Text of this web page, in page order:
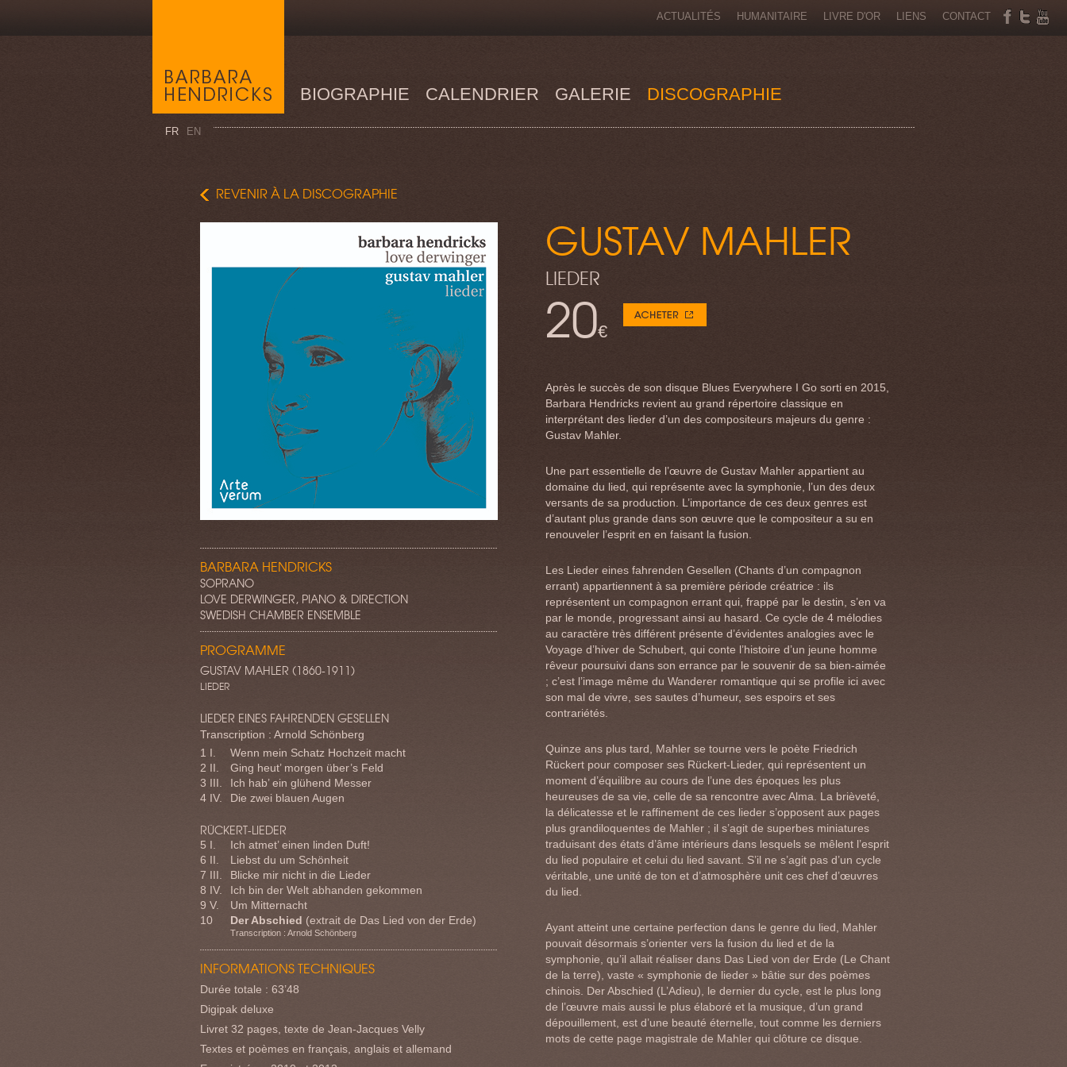
ACTUALITÉS HUMANITAIRE LIVRE D'OR LIENS CONTACT
BIOGRAPHIE CALENDRIER GALERIE DISCOGRAPHIE
FR EN
REVENIR À LA DISCOGRAPHIE
BARBARA HENDRICKS
SOPRANO
LOVE DERWINGER, PIANO & DIRECTION
SWEDISH CHAMBER ENSEMBLE
PROGRAMME
GUSTAV MAHLER (1860-1911)
LIEDER
LIEDER EINES FAHRENDEN GESELLEN
Transcription : Arnold Schönberg
1 I.
Wenn mein Schatz Hochzeit macht
2 II.
Ging heut’ morgen über’s Feld
3 III.
Ich hab’ ein glühend Messer
4 IV.
Die zwei blauen Augen
RÜCKERT-LIEDER
5 I.
Ich atmet’ einen linden Duft!
6 II.
Liebst du um Schönheit
7 III.
Blicke mir nicht in die Lieder
8 IV.
Ich bin der Welt abhanden gekommen
9 V.
Um Mitternacht
10
Der Abschied (extrait de Das Lied von der Erde)
Transcription : Arnold Schönberg
INFORMATIONS TECHNIQUES
Durée totale : 63’48
Digipak deluxe
Livret 32 pages, texte de Jean-Jacques Velly
Textes et poèmes en français, anglais et allemand
GUSTAV MAHLER
LIEDER
20€
Après le succès de son disque Blues Everywhere I Go sorti en 2015,
Barbara Hendricks revient au grand répertoire classique en
interprétant des lieder d’un des compositeurs majeurs du genre :
Gustav Mahler.
Une part essentielle de l’œuvre de Gustav Mahler appartient au
domaine du lied, qui représente avec la symphonie, l’un des deux
versants de sa production. L’importance de ces deux genres est
d’autant plus grande dans son œuvre que le compositeur a su en
renouveler l’esprit en en faisant la fusion.
Les Lieder eines fahrenden Gesellen (Chants d’un compagnon
errant) appartiennent à sa première période créatrice : ils
représentent un compagnon errant qui, frappé par le destin, s’en va
par le monde, progressant ainsi au hasard. Ce cycle de 4 mélodies
au caractère très différent présente d’évidentes analogies avec le
Voyage d’hiver de Schubert, qui conte l’histoire d’un jeune homme
rêveur poursuivi dans son errance par le souvenir de sa bien-aimée
; c’est l’image même du Wanderer romantique qui se profile ici avec
son mal de vivre, ses sautes d’humeur, ses espoirs et ses
contrariétés.
Quinze ans plus tard, Mahler se tourne vers le poète Friedrich
Rückert pour composer ses Rückert-Lieder, qui représentent un
moment d’équilibre au cours de l’une des époques les plus
heureuses de sa vie, celle de sa rencontre avec Alma. La brièveté,
la délicatesse et le raffinement de ces lieder s’opposent aux pages
plus grandiloquentes de Mahler ; il s’agit de superbes miniatures
traduisant des états d’âme intérieurs dans lesquels se mêlent l’esprit
du lied populaire et celui du lied savant. S’il ne s’agit pas d’un cycle
véritable, une unité de ton et d’atmosphère unit ces chef d’œuvres
du lied.
Ayant atteint une certaine perfection dans le genre du lied, Mahler
pouvait désormais s’orienter vers la fusion du lied et de la
symphonie, qu’il allait réaliser dans Das Lied von der Erde (Le Chant
de la terre), vaste « symphonie de lieder » bâtie sur des poèmes
chinois. Der Abschied (L’Adieu), le dernier du cycle, est le plus long
de l’œuvre mais aussi le plus élaboré et la musique, d’un grand
dépouillement, est d’une beauté éternelle, tout comme les derniers
mots de cette page magistrale de Mahler qui clôture ce disque.